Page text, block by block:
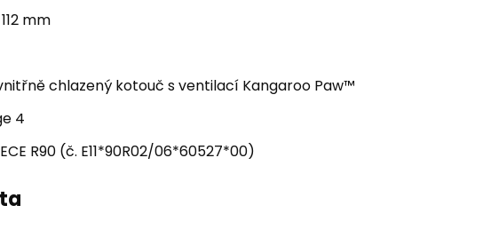
mm
chlazený kotouč s ventilací Kangaroo Paw™
4
R90 (č. E11*90R02/06*60527*00)